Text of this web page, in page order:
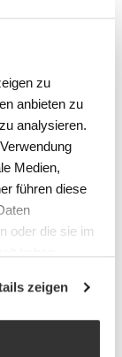
zu
anbieten zu
analysieren.
Medien,
führen diese
oder die sie im
zeigen